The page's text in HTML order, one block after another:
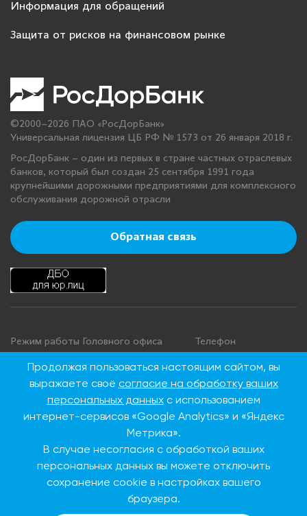
Информация для обращений
Защита от рисков на финансовом рынке
©2000–2026 ПАО «РосДорБанк»
Универсальная лицензия ЦБ РФ № 1573 от 26 января 2018 г.
РосДорБанк – один из первых в стране частных отраслевых
банков, который был создан 25 сентября 1991 года
крупнейшими дорожными предприятиями для комплексного
обслуживания дорожной отрасли
Обратная связь
Режим работы Головного офиса
Понедельник - четверг: с 9:00 до
18:00
Суббота, воскресенье: выходные
Телефон
+7 495 276 00 22
8 800 100 00 22
России)
115093, г. Москва, ул.
Продолжая пользоваться настоящим сайтом, вы
выражаете своё согласие на обработку ваших
персональных данныхс использованием
интернет-сервисов «Google Analytics» и «Яндекс
Метрика».
В случае несогласия с обработкой ваших
персональных данных вы можете отключить
сохранение cookie в настройках вашего
браузера.